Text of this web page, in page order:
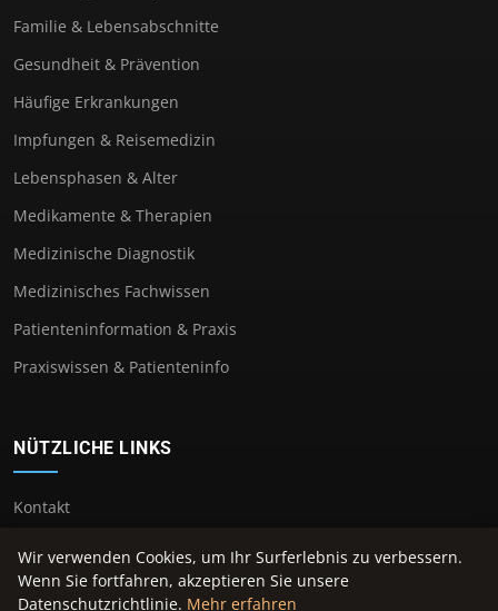
Familie & Lebensabschnitte
Gesundheit & Prävention
Häufige Erkrankungen
Impfungen & Reisemedizin
Lebensphasen & Alter
Medikamente & Therapien
Medizinische Diagnostik
Medizinisches Fachwissen
Patienteninformation & Praxis
Praxiswissen & Patienteninfo
NÜTZLICHE LINKS
Kontakt
Wir verwenden Cookies, um Ihr Surferlebnis zu verbessern.
Wenn Sie fortfahren, akzeptieren Sie unsere
Datenschutzrichtlinie. Mehr erfahren